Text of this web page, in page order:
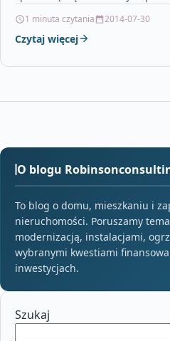
1 minuta czytania 2014-07-30
Czytaj więcej
O blogu
To blog o domu, mieszkaniu i
nieruchomości. Poruszamy
modernizacją, instalacjami,
wybranymi kwestiami
inwestycjach.
Szukaj